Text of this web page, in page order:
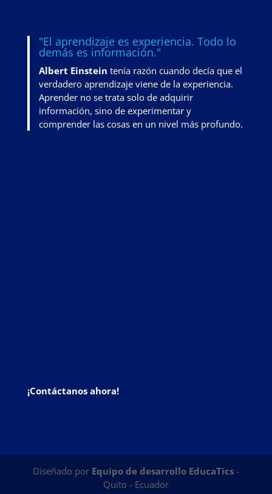
"El aprendizaje es experiencia. Todo lo
demás es información."
Albert Einstein tenía razón cuando decía que el
verdadero aprendizaje viene de la experiencia.
Aprender no se trata solo de adquirir
información, sino de experimentar y
comprender las cosas en un nivel más profundo.
¡Contáctanos ahora!
Diseñado por Equipo de desarrollo EducaTics -
Quito - Ecuador